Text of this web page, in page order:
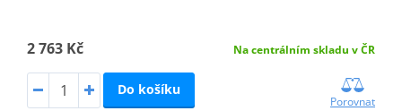
2 763 Kč Na centrálním skladu v ČR
Do košíku
Porovnat